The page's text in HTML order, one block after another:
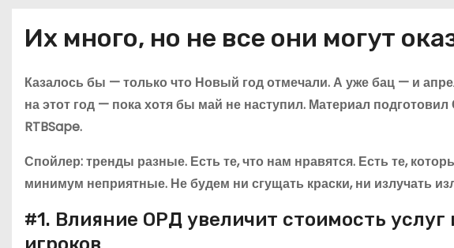
Их много, но не все они могут
Казалось бы — только что Новый год отмечали. А уже бац — и
на этот год — пока хотя бы май не наступил. Материал
RTBSape.
Спойлер: тренды разные. Есть те, что нам нравятся. Есть те,
минимум неприятные. Не будем ни сгущать краски, ни излучать
#1. Влияние ОРД увеличит стоимость услуг